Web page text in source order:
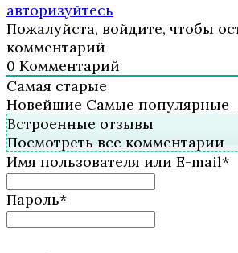
авторизуйтесь
Пожалуйста, войдите, чтобы
комментарий
0 Комментарий
Самая старые
Новейшие Самые популярные
Встроенные отзывы
Посмотреть все комментарии
Имя пользователя или E-mail*
Пароль*